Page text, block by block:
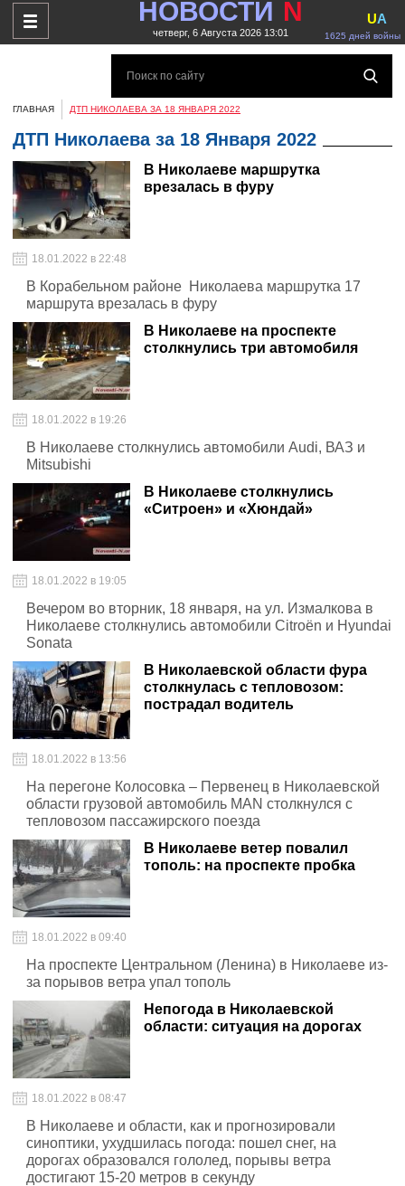
НОВОСТИ N
четверг, 6 Августа 2026 13:01 1625 дней войны
UA
ГЛАВНАЯ ДТП НИКОЛАЕВА ЗА 18 ЯНВАРЯ 2022
ДТП Николаева за 18 Января 2022
В Николаеве маршрутка
врезалась в фуру
18.01.2022 в 22:48
В Корабельном районе Николаева маршрутка 17
маршрута врезалась в фуру
В Николаеве на проспекте
столкнулись три автомобиля
18.01.2022 в 19:26
В Николаеве столкнулись автомобили Audi, ВАЗ и
Mitsubishi
В Николаеве столкнулись
«Ситроен» и «Хюндай»
18.01.2022 в 19:05
Вечером во вторник, 18 января, на ул. Измалкова в
Николаеве столкнулись автомобили Citroën и Hyundai
Sonata
В Николаевской области фура
столкнулась с тепловозом:
пострадал водитель
18.01.2022 в 13:56
На перегоне Колосовка – Первенец в Николаевской
области грузовой автомобиль MAN столкнулся с
тепловозом пассажирского поезда
В Николаеве ветер повалил
тополь: на проспекте пробка
18.01.2022 в 09:40
На проспекте Центральном (Ленина) в Николаеве из-
за порывов ветра упал тополь
Непогода в Николаевской
области: ситуация на дорогах
18.01.2022 в 08:47
В Николаеве и области, как и прогнозировали
синоптики, ухудшилась погода: пошел снег, на
дорогах образовался гололед, порывы ветра
достигают 15-20 метров в секунду